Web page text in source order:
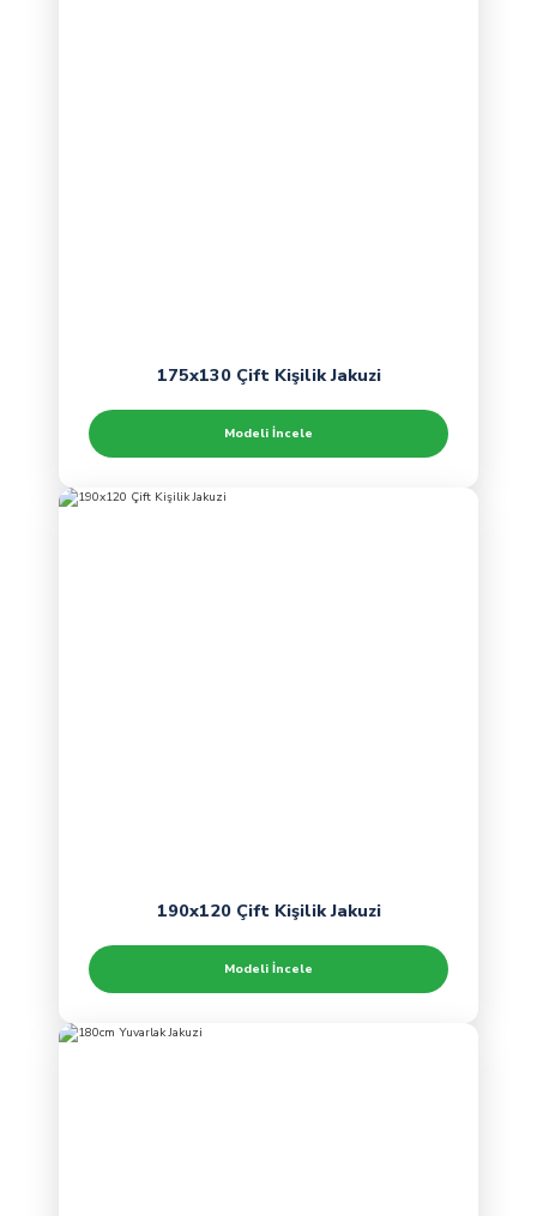
175x130 Çift Kişilik Jakuzi
Modeli İncele
190x120 Çift Kişilik Jakuzi
Modeli İncele